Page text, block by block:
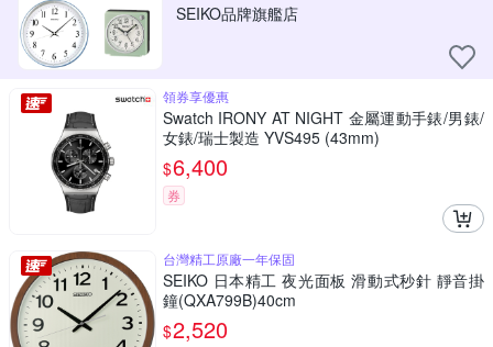
SEIKO品牌旗艦店
領券享優惠
Swatch IRONY AT NIGHT 金屬運動手錶/男錶/
女錶/瑞士製造 YVS495 (43mm)
$6,400
券
台灣精工原廠一年保固
SEIKO 日本精工 夜光面板 滑動式秒針 靜音掛
鐘(QXA799B)40cm
$2,520